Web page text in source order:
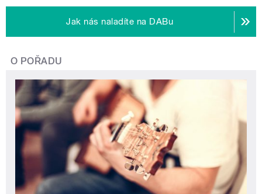
Jak nás naladíte na DABu
O POŘADU